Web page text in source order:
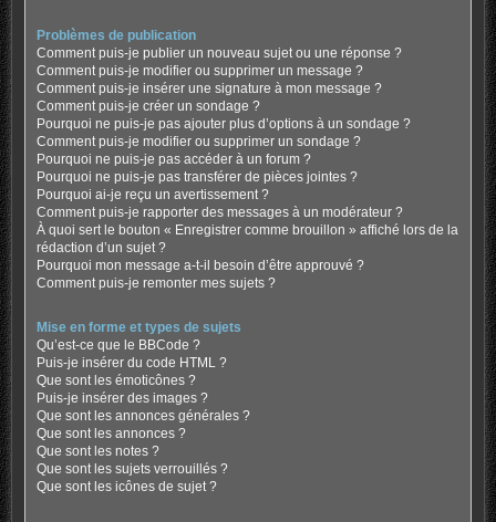
Problèmes de publication
Comment puis-je publier un nouveau sujet ou une réponse ?
Comment puis-je modifier ou supprimer un message ?
Comment puis-je insérer une signature à mon message ?
Comment puis-je créer un sondage ?
Pourquoi ne puis-je pas ajouter plus d’options à un sondage ?
Comment puis-je modifier ou supprimer un sondage ?
Pourquoi ne puis-je pas accéder à un forum ?
Pourquoi ne puis-je pas transférer de pièces jointes ?
Pourquoi ai-je reçu un avertissement ?
Comment puis-je rapporter des messages à un modérateur ?
À quoi sert le bouton « Enregistrer comme brouillon » affiché lors de la
rédaction d’un sujet ?
Pourquoi mon message a-t-il besoin d’être approuvé ?
Comment puis-je remonter mes sujets ?
Mise en forme et types de sujets
Qu’est-ce que le BBCode ?
Puis-je insérer du code HTML ?
Que sont les émoticônes ?
Puis-je insérer des images ?
Que sont les annonces générales ?
Que sont les annonces ?
Que sont les notes ?
Que sont les sujets verrouillés ?
Que sont les icônes de sujet ?